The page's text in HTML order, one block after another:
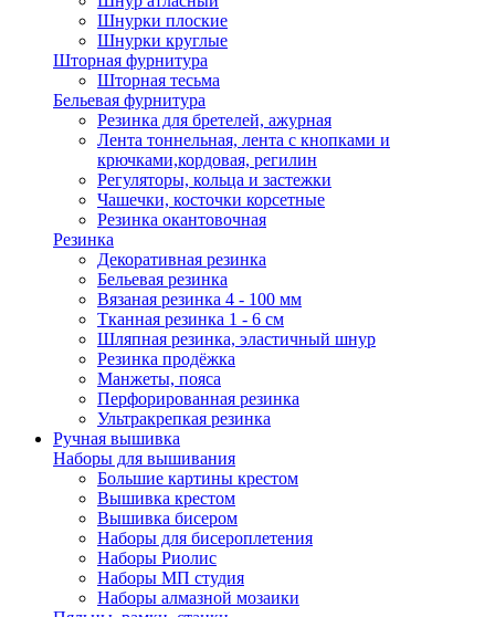
Шнурки плоские
Шнурки круглые
Шторная фурнитура
Шторная тесьма
Бельевая фурнитура
Резинка для бретелей, ажурная
Лента тоннельная, лента с кнопками и
крючками,кордовая, регилин
Регуляторы, кольца и застежки
Чашечки, косточки корсетные
Резинка окантовочная
Резинка
Декоративная резинка
Бельевая резинка
Вязаная резинка 4 - 100 мм
Тканная резинка 1 - 6 см
Шляпная резинка, эластичный шнур
Резинка продёжка
Манжеты, пояса
Перфорированная резинка
Ультракрепкая резинка
Ручная вышивка
Наборы для вышивания
Большие картины крестом
Вышивка крестом
Вышивка бисером
Наборы для бисероплетения
Наборы Риолис
Наборы МП студия
Наборы алмазной мозаики